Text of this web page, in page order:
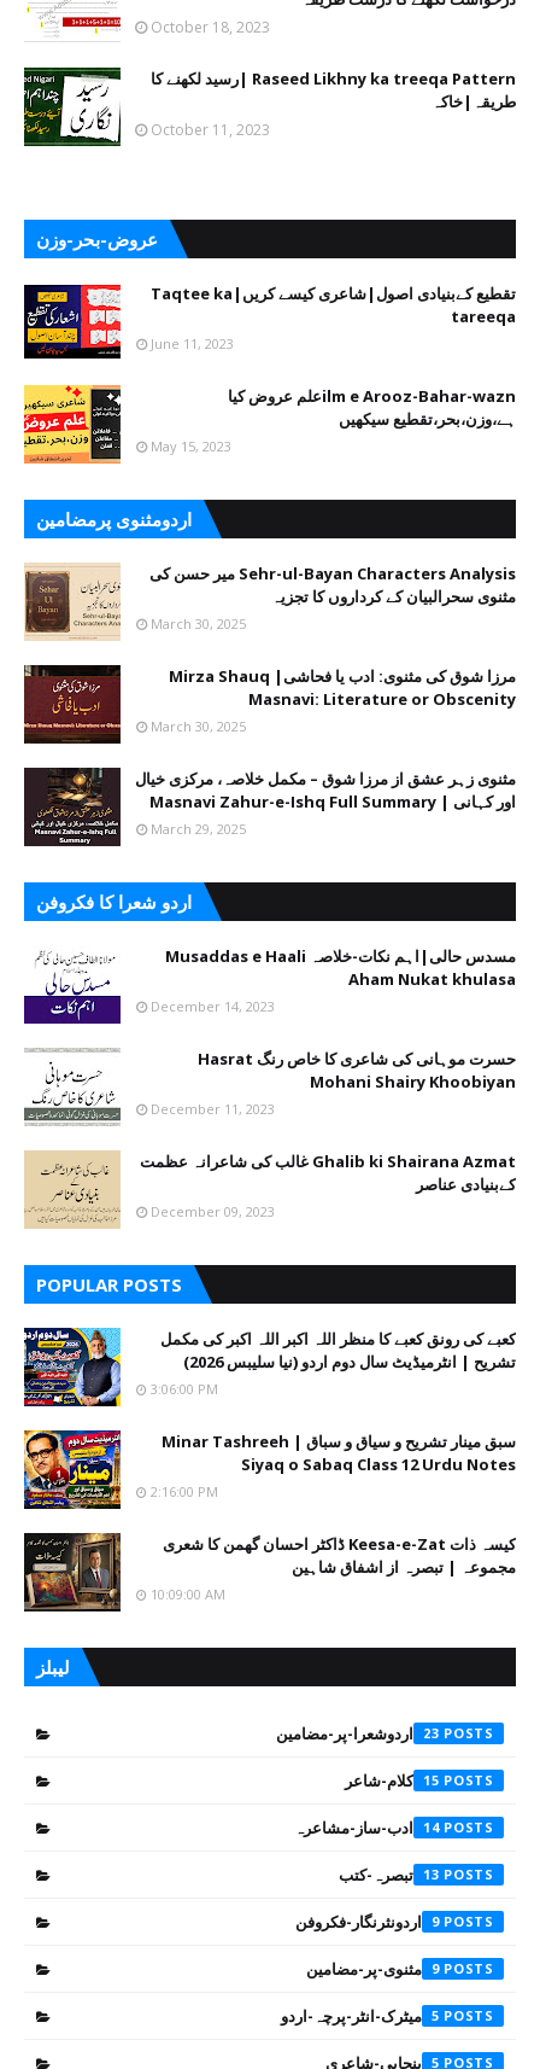
October 18, 2023
Raseed Likhny ka treeqa Pattern |رسید لکھنے کا
طریقہ|خاکہ
October 11, 2023
عروض-بحر-وزن
تقطیع کےبنیادی اصول|شاعری کیسے کریں|Taqtee ka
tareeqa
June 11, 2023
ilm e Arooz-Bahar-waznعلم عروض کیا
ہے،وزن،بحر،تقطیع سیکھیں
May 15, 2023
اردومثنوی پرمضامین
Sehr-ul-Bayan Characters Analysis میر حسن کی
مثنوی سحرالبیان کے کرداروں کا تجزیہ
March 30, 2025
مرزا شوق کی مثنوی: ادب یا فحاشی| Mirza Shauq
Masnavi: Literature or Obscenity
March 30, 2025
مثنوی زہر عشق از مرزا شوق – مکمل خلاصہ، مرکزی خیال
اور کہانی | Masnavi Zahur-e-Ishq Full Summary
March 29, 2025
اردو شعرا کا فکروفن
مسدس حالی|اہم نکات-خلاصہ Musaddas e Haali
Aham Nukat khulasa
December 14, 2023
حسرت موہانی کی شاعری کا خاص رنگ Hasrat
Mohani Shairy Khoobiyan
December 11, 2023
Ghalib ki Shairana Azmat غالب کی شاعرانہ عظمت
کےبنیادی عناصر
December 09, 2023
POPULAR POSTS
کعبے کی رونق کعبے کا منظر اللہ اکبر اللہ اکبر کی مکمل
تشریح | انٹرمیڈیٹ سال دوم اردو (نیا سلیبس 2026)
3:06:00 PM
سبق مینار تشریح و سیاق و سباق | Minar Tashreeh
Siyaq o Sabaq Class 12 Urdu Notes
2:16:00 PM
کیسہ ذات Keesa-e-Zat ڈاکٹر احسان گھمن کا شعری
مجموعہ | تبصرہ از اشفاق شاہین
10:09:00 AM
لیبلز
اردوشعرا-پر-مضامین 23
کلام-شاعر 15
ادب-ساز-مشاعرہ 14
تبصرہ-کتب 13
اردونثرنگار-فکروفن 9
مثنوی-پر-مضامین 9
میٹرک-انٹر-پرچہ-اردو 5
پنجابی-شاعری 5